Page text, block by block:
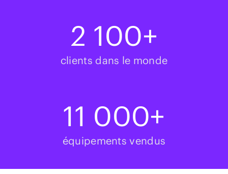
2 100+
clients dans le monde
11 000+
équipements vendus